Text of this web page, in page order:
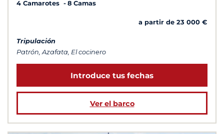
4 Camarotes
8 Camas
a partir de 23 000 €
Tripulación
Patrón, Azafata, El cocinero
Introduce tus fechas
Ver el barco